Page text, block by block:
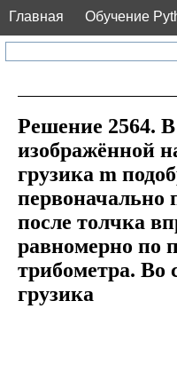
Главная Обучение
Решение 2564. В
изображённой
грузика m
первоначально
после толчка
равномерно по
трибометра. Во
грузика